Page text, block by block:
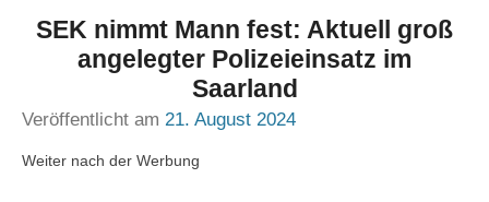
SEK nimmt Mann fest: Aktuell groß
angelegter Polizeieinsatz im
Saarland
Veröffentlicht am 21. August 2024
Weiter nach der Werbung